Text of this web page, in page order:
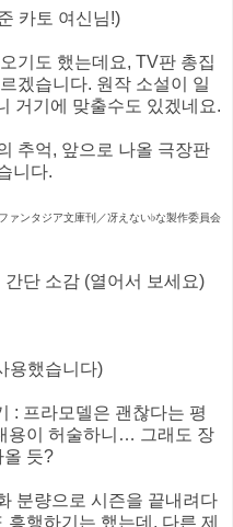
카토 여신님!)
기도 했는데요, TV판 총집
겠습니다. 원작 소설이 일
거기에 맞출수도 있겠네요.
추억, 앞으로 나올 극장판
니다.
ンタジア文庫刊／冴えない♭な製作委員会
단 소감 (열어서 보세요)
용했습니다)
: 프라모델은 괜찮다는 평
용이 허술하니… 그래도 장
올 듯?
분량으로 시즌을 끝내려다
행하기는 했는데, 다른 제